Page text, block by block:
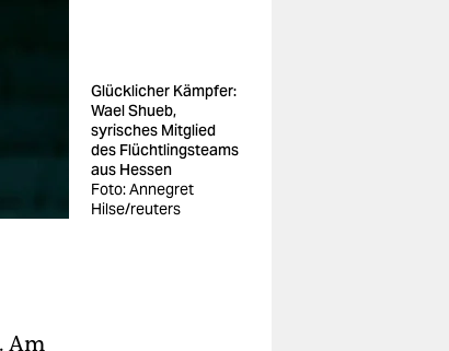
Glücklicher Kämpfer:
Wael Shueb,
syrisches Mitglied
des Flüchtlingsteams
aus Hessen
Foto: Annegret
Hilse/reuters
Am